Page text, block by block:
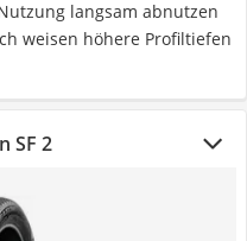
langsam abnutzen
weisen höhere Profiltiefen
SF 2